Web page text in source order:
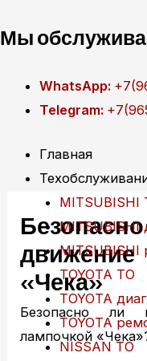
к
Мы
WhatsApp:
Telegram:
Главная
MITSUBISHI
MITSUBISHI
MITSUBISHI
TOYOTA ТО
TOYOTA
TOYOTA
NISSAN ТО
«Чека»
Безопасно ли
лампочкой